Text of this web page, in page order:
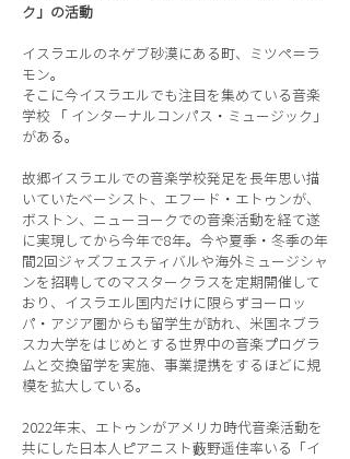
ク」の活動
イスラエルのネゲブ砂漠にある町、ミツペ＝ラ
モン。
そこに今イスラエルでも注目を集めている音楽
学校 「 インターナルコンパス・ミュージック」
がある。
故郷イスラエルでの音楽学校発足を長年思い描
いていたベーシスト、エフード・エトゥンが、
ボストン、ニューヨークでの音楽活動を経て遂
に実現してから今年で8年。今や夏季・冬季の年
間2回ジャズフェスティバルや海外ミュージシャ
ンを招聘してのマスタークラスを定期開催して
おり、イスラエル国内だけに限らずヨーロッ
パ・アジア圏からも留学生が訪れ、米国ネブラ
スカ大学をはじめとする世界中の音楽プログラ
ムと交換留学を実施、事業提携をするほどに規
模を拡大している。
2022年末、エトゥンがアメリカ時代音楽活動を
共にした日本人ピアニスト藪野遥佳率いる「イ